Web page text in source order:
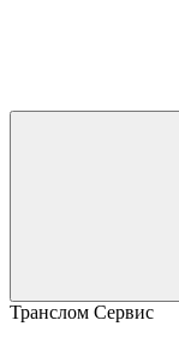
Транслом Сервис